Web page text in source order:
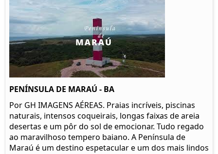
PENÍNSULA DE MARAÚ - BA
Por GH IMAGENS AÉREAS. Praias incríveis, piscinas
naturais, intensos coqueirais, longas faixas de areia
desertas e um pôr do sol de emocionar. Tudo regado
ao maravilhoso tempero baiano. A Península de
Maraú é um destino espetacular e um dos mais lindos